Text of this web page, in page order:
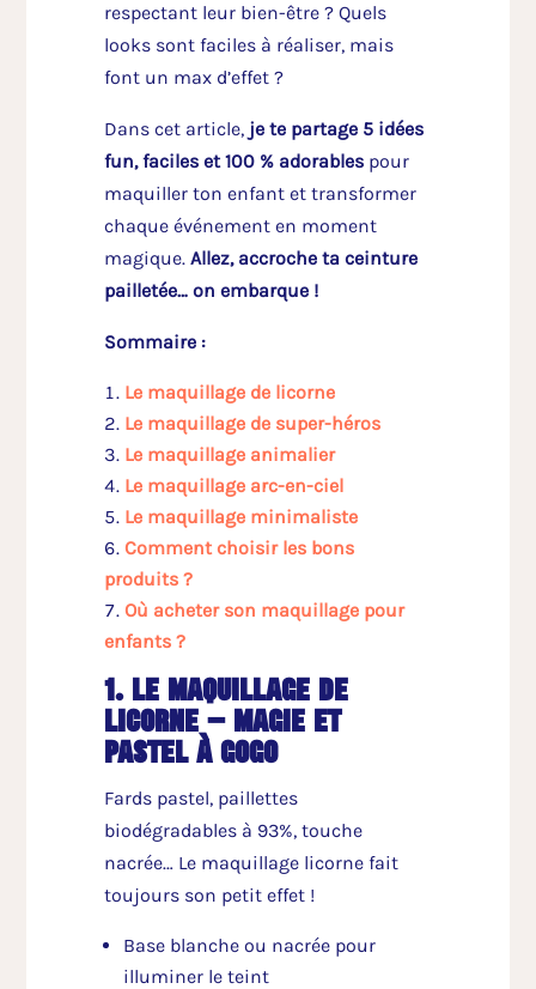
respectant leur bien-être ? Quels
looks sont faciles à réaliser, mais
font un max d’effet ?
Dans cet article, je te partage 5 idées
fun, faciles et 100 % adorablespour
maquiller ton enfant et transformer
chaque événement en moment
magique. Allez, accroche ta ceinture
pailletée… on embarque !
Sommaire :
Le maquillage de licorne
Le maquillage de super-héros
Le maquillage animalier
Le maquillage arc-en-ciel
Le maquillage minimaliste
Comment choisir les bons
produits ?
Où acheter son maquillage pour
enfants ?
1. le maquillage de
licorne – magie et
pastel à gogo
Fards pastel, paillettes
biodégradables à 93%, touche
nacrée… Le maquillage licorne fait
toujours son petit effet !
Base blanche ou nacrée pour
illuminer le teint